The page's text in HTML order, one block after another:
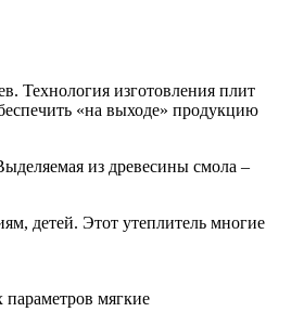
Технология изготовления плит
«на выходе» продукцию
из древесины смола –
детей. Этот утеплитель многие
параметров мягкие